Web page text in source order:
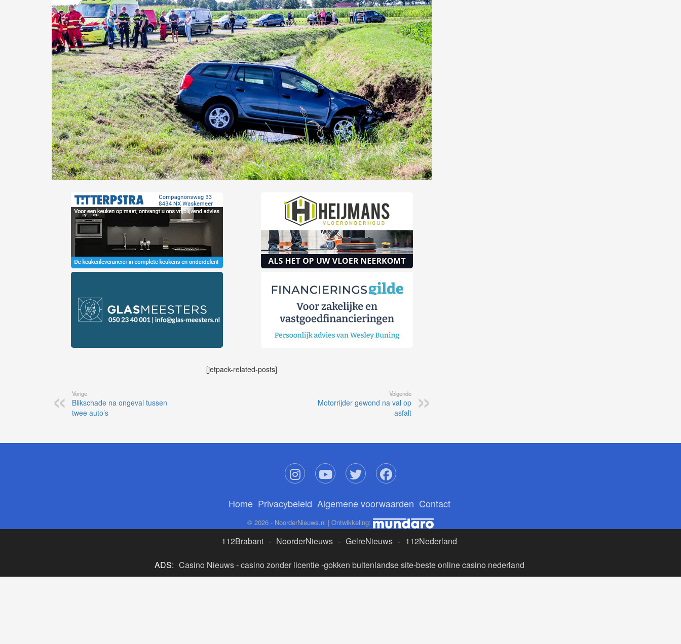
[jetpack-related-posts]
Vorige
Blikschade na ongeval tussen
twee auto’s
Volgende
Motorrijder gewond na val op
asfalt
Home Privacybeleid Algemene voorwaarden Contact
© 2026 - NoorderNieuws.nl | Ontwikkeling:
112Brabant - NoorderNieuws - GelreNieuws - 112Nederland
ADS: Casino Nieuws-casino zonder licentie-gokken buitenlandse site-beste online casino nederland